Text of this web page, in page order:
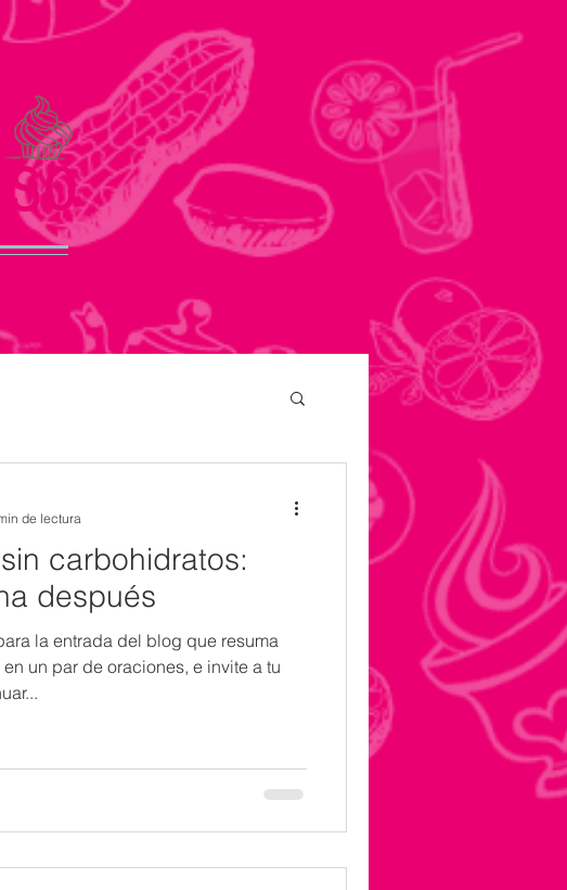
carbohidratos:
después
la entrada del blog que resuma
un par de oraciones, e invite a tu
de lectura